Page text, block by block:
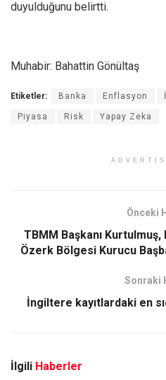
duyulduğunu belirtti.
Muhabir: Bahattin Gönültaş
Etiketler: Banka Enflasyon
Piyasa Risk Yapay Zeka
Önceki
TBMM Başkanı
Özerk Bölgesi Kurucu
Sonraki
İngiltere kayıtlardaki en
İlgili Haberler